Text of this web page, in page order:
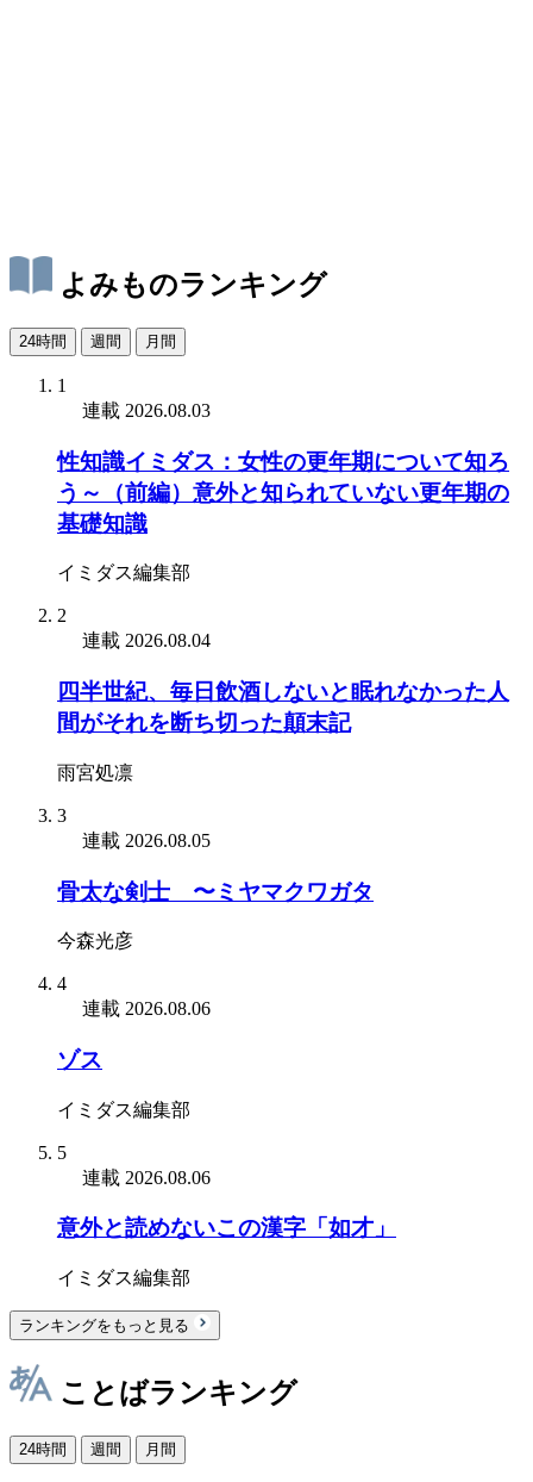
よみものランキング
24時間 週間 月間
1
連載 2026.08.03
性知識イミダス：女性の更年期について知ろ
う～（前編）意外と知られていない更年期の
基礎知識
イミダス編集部
2
連載 2026.08.04
四半世紀、毎日飲酒しないと眠れなかった人
間がそれを断ち切った顛末記
雨宮処凛
3
連載 2026.08.05
骨太な剣士 〜ミヤマクワガタ
今森光彦
4
連載 2026.08.06
ゾス
イミダス編集部
5
連載 2026.08.06
意外と読めないこの漢字「如才」
イミダス編集部
ランキングをもっと見る
ことばランキング
24時間 週間 月間